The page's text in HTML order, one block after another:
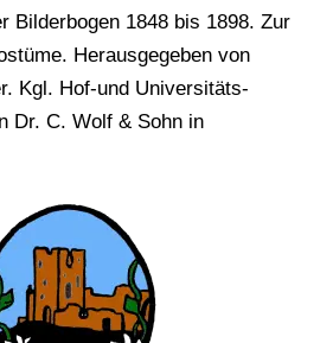
Bilderbogen 1848 bis 1898. Zur
Herausgegeben von
Kgl. Hof-und Universitäts-
Dr. C. Wolf & Sohn in